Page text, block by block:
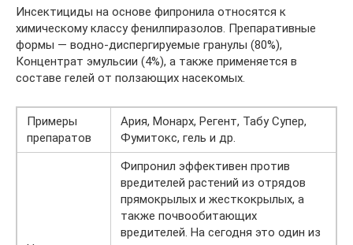
Инсектициды на основе фипронила относятся к
химическому классу фенилпиразолов. Препаративные
формы — водно-диспергируемые гранулы (80%),
Концентрат эмульсии (4%), а также применяется в
составе гелей от ползающих насекомых.
Примеры
препаратов
Ария, Монарх, Регент, Табу Супер,
Фумитокс, гель и др.
Фипронил эффективен против
вредителей растений из отрядов
прямокрылых и жесткокрылых, а
также почвообитающих
вредителей. На сегодня это один из